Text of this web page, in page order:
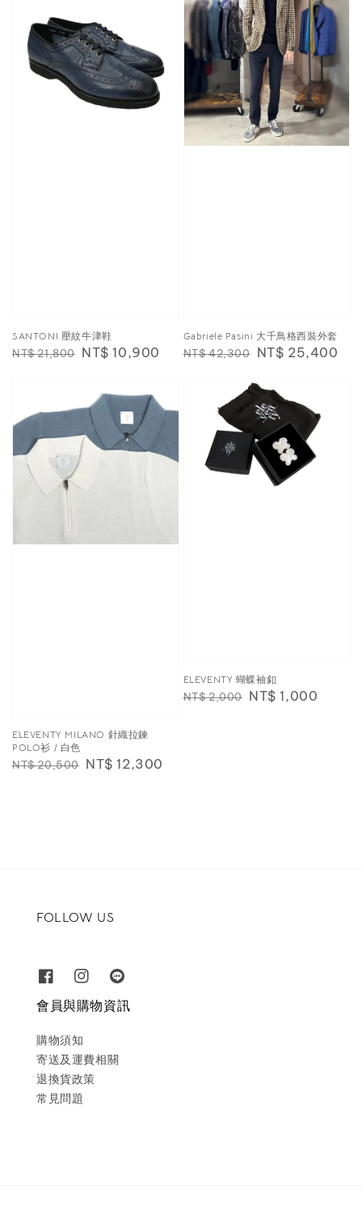
SANTONI 壓紋牛津鞋
Regular
NT$ 21,800 Sale
NT$ 10,900
Gabriele Pasini 大千鳥格西裝外套
Regular
NT$ 42,300 Sale
NT$ 25,400
ELEVENTY MILANO 針織拉鍊
POLO衫 / 白色
Regular
NT$ 20,500 Sale
NT$ 12,300
ELEVENTY 蝴蝶袖釦
Regular
NT$ 2,000 Sale
NT$ 1,000
FOLLOW US
會員與購物資訊
購物須知
寄送及運費相關
退換貨政策
常見問題